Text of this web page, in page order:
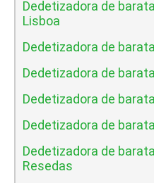
Dedetizadora de
Lisboa
Dedetizadora de
Dedetizadora de
Dedetizadora de
Dedetizadora de
Dedetizadora de
Resedas